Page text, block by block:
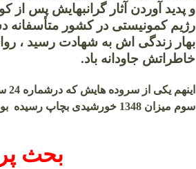
و پدید آوردن آثار گرانبهایش پس از
رژیم کمونیستی در کشور متأسفانه
بهار زندگی اش به شهادت رسید ،
خاطراتش
سوم میزان 1348 خورشیدی
بچاپ رسیده
بحث